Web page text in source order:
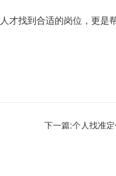
才找到合适的岗位，更是
下一篇:个人找准